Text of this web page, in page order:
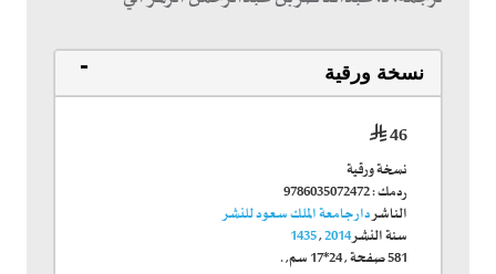
نسخة ورقية
46
نسخة ورقية
ردمك :9786035072472
الناشردار جامعة الملك سعود للنشر
سنة النشر2014
,
1435
581صفحة,24*17 سم
, .